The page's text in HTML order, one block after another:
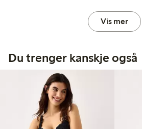
Vis mer
Du trenger kanskje også